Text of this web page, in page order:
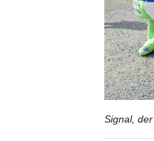
Signal,